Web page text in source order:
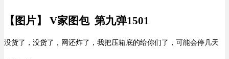
【图片】 V家图包 第九弹1501
没货了，没货了，网还炸了，我把压箱底的给你们了，可能会停几天